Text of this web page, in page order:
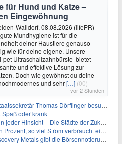
für Hund und Katze –
Eingewöhnung
Walldorf, 08.08.2026 (lifePR) -
Mundhygiene ist für die
deiner Haustiere genauso
wie für deine eigene. Unsere
pet Ultraschallzahnbürste bietet
und effektive Lösung zur
Doch wie gewöhnst du deine
und sehr[…] (00)
vor 2 Stunden
Thomas Dörflinger besucht Handwerksbetrieb im Kammerbezirk Freiburg
Spaß oder krank
Hinsicht – Die Städte der Zukunft sind grün-blau
so viel Strom verbraucht ein Aufzug im Gebäude
gibt die Börsennotierung an der Frankfurter Wertpapierbörse bekannt